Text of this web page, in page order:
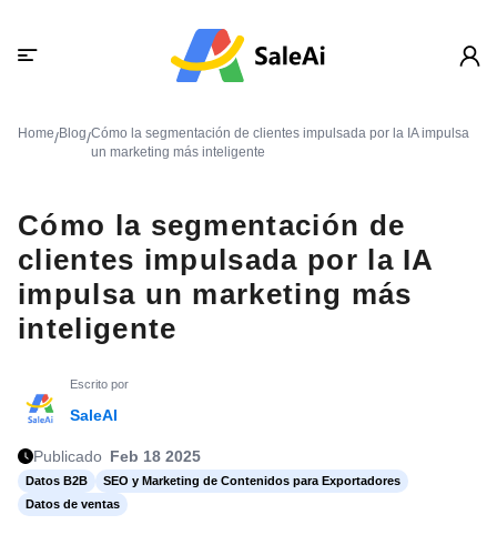
Home/Blog/Cómo la segmentación de clientes impulsada por la IA impulsa
un marketing más inteligente
Cómo la segmentación de
clientes impulsada por la IA
impulsa un marketing más
inteligente
Escrito por
SaleAI
Publicado Feb 18 2025
Datos B2B
SEO y Marketing de Contenidos para Exportadores
Datos de ventas